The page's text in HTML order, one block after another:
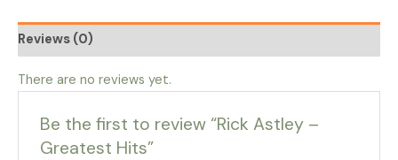
Reviews (0)
There are no reviews yet.
Be the first to review “Rick Astley –
Greatest Hits”